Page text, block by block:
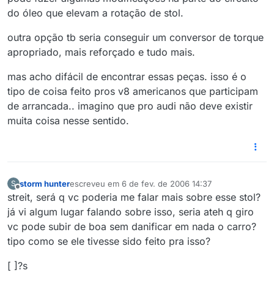
do óleo que elevam a rotação de stol.
outra opção tb seria conseguir um conversor de torque
apropriado, mais reforçado e tudo mais.
mas acho difácil de encontrar essas peças. isso é o
tipo de coisa feito pros v8 americanos que participam
de arrancada.. imagino que pro audi não deve existir
muita coisa nesse sentido.
S
Offline
storm hunterescreveu em 6 de fev. de 2006 14:37
última edição por
streit, será q vc poderia me falar mais sobre esse stol?
já vi algum lugar falando sobre isso, seria ateh q giro
vc pode subir de boa sem danificar em nada o carro?
tipo como se ele tivesse sido feito pra isso?
[ ]?s